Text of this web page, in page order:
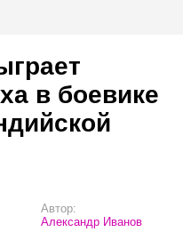
в боевике
Автор:
Александр Иванов